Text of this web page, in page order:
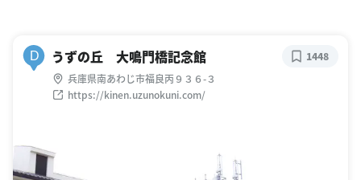
D うずの丘 大鳴門橋記念館
兵庫県南あわじ市福良丙９３６-３
https://kinen.uzunokuni.com/
1448